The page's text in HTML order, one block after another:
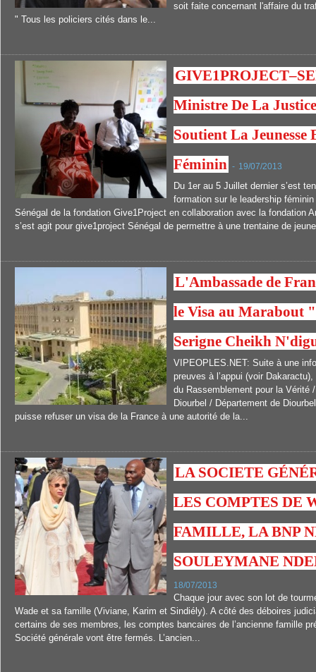
soit faite concernant l'affaire du
" Tous les policiers cités dans le...
Ministre De La
Soutient La Jeunesse
Féminin - 19/07/2013
Du 1er au 5 Juillet dernier s’est
formation sur le leadership
Sénégal de la fondation Give1Project en collaboration avec la fondation
s’est agit pour give1project Sénégal de permettre à une trentaine de
L'Ambassade de
le Visa au Marabout
Serigne Cheikh
VIPEOPLES.NET: Suite à une
preuves à l’appui (voir
du Rassemblement pour la Vérité
Diourbel / Département de
puisse refuser un visa de la France à une autorité de la...
LA SOCIETE
LES COMPTES DE
FAMILLE, LA BNP
SOULEYMANE
18/07/2013
Chaque jour avec son lot de
Wade et sa famille (Viviane, Karim et Sindiély). A côté des déboires
certains de ses membres, les comptes bancaires de l’ancienne famille
Société générale vont être fermés. L’ancien...